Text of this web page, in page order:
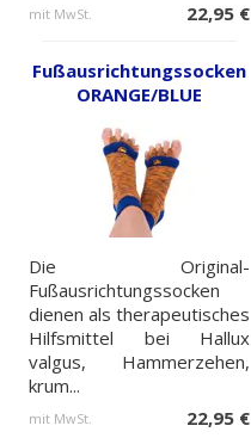
mit MwSt. 22,95 €
Fußausrichtungssocken
ORANGE/BLUE
Die Original-
Fußausrichtungssocken
dienen als therapeutisches
Hilfsmittel bei Hallux
valgus, Hammerzehen,
krum...
mit MwSt. 22,95 €